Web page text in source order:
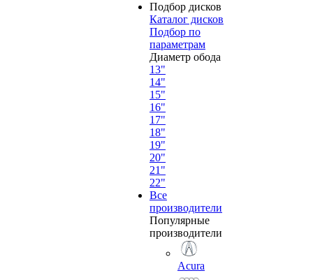
Подбор дисков
Каталог дисков
Подбор по
параметрам
Диаметр обода
13"
14"
15"
16"
17"
18"
19"
20"
21"
22"
Все
производители
Популярные
производители
Acura